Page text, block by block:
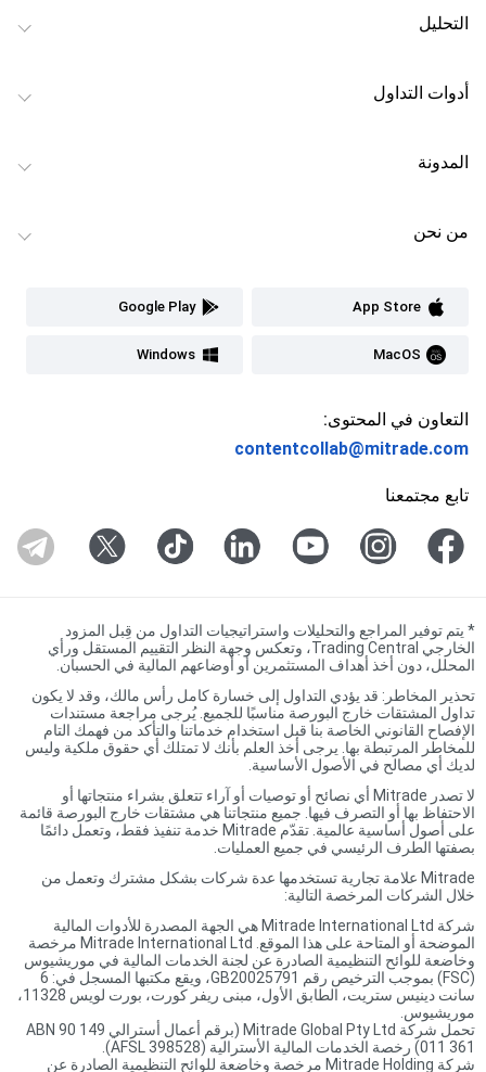
التحليل
أدوات التداول
المدونة
من نحن
App Store
Google Play
MacOS
Windows
التعاون في المحتوى:
contentcollab@mitrade.com
تابع مجتمعنا
* يتم توفير المراجع والتحليلات واستراتيجيات التداول من قِبل المزود
الخارجي Trading Central، وتعكس وجهة النظر التقييم المستقل ورأي
المحلل، دون أخذ أهداف المستثمرين أو أوضاعهم المالية في الحسبان.
تحذير المخاطر: قد يؤدي التداول إلى خسارة كامل رأس مالك، وقد لا يكون
تداول المشتقات خارج البورصة مناسبًا للجميع. يُرجى مراجعة مستندات
الإفصاح القانوني الخاصة بنا قبل استخدام خدماتنا والتأكد من فهمك التام
للمخاطر المرتبطة بها. يرجى أخذ العلم بأنك لا تمتلك أي حقوق ملكية وليس
لديك أي مصالح في الأصول الأساسية.
لا تصدر Mitrade أي نصائح أو توصيات أو آراء تتعلق بشراء منتجاتها أو
الاحتفاظ بها أو التصرف فيها. جميع منتجاتنا هي مشتقات خارج البورصة قائمة
على أصول أساسية عالمية. تقدّم Mitrade خدمة تنفيذ فقط، وتعمل دائمًا
بصفتها الطرف الرئيسي في جميع العمليات.
Mitrade علامة تجارية تستخدمها عدة شركات بشكل مشترك وتعمل من
خلال الشركات المرخصة التالية:
شركة Mitrade International Ltd هي الجهة المصدرة للأدوات المالية
الموضحة أو المتاحة على هذا الموقع. Mitrade International Ltd مرخصة
وخاضعة للوائح التنظيمية الصادرة عن لجنة الخدمات المالية في موريشيوس
(FSC) بموجب الترخيص رقم GB20025791، ويقع مكتبها المسجل في: 6
سانت دينيس ستريت، الطابق الأول، مبنى ريفر كورت، بورت لويس 11328،
موريشيوس.
تحمل شركة Mitrade Global Pty Ltd (برقم أعمال أسترالي ABN 90 149
011 361) رخصة الخدمات المالية الأسترالية (AFSL 398528).
شركة Mitrade Holding مرخصة وخاضعة للوائح التنظيمية الصادرة عن